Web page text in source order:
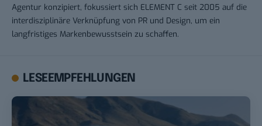
Agentur konzipiert, fokussiert sich ELEMENT C seit 2005 auf die
interdisziplinäre Verknüpfung von PR und Design, um ein
langfristiges Markenbewusstsein zu schaffen.
LESEEMPFEHLUNGEN